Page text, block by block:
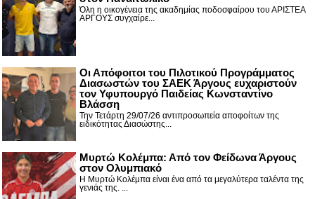
Όλη η οικογένεια της ακαδημίας ποδοσφαίρου του ΑΡΙΣΤΕΑ
ΑΡΓΟΥΣ συγχαίρε...
Οι Απόφοιτοι του Πιλοτικού Προγράμματος
Διασωστών του ΣΑΕΚ Άργους ευχαριστούν
τον Υφυπουργό Παιδείας Κωνσταντίνο
Βλάσση
Την Τετάρτη 29/07/26 αντιπροσωπεία αποφοίτων της
ειδικότητας Διασώστης...
Μυρτώ Κολέμπα: Από τον Φείδωνα Άργους
στον Ολυμπιακό
Η Μυρτώ Κολέμπα είναι ένα από τα μεγαλύτερα ταλέντα της
γενιάς της. ...